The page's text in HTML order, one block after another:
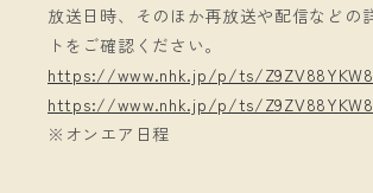
放送日時、そのほか再放送や配信などの
トをご確認ください。
https://www.nhk.jp/p/ts/
https://www.nhk.jp/p/ts/
※オンエア日程